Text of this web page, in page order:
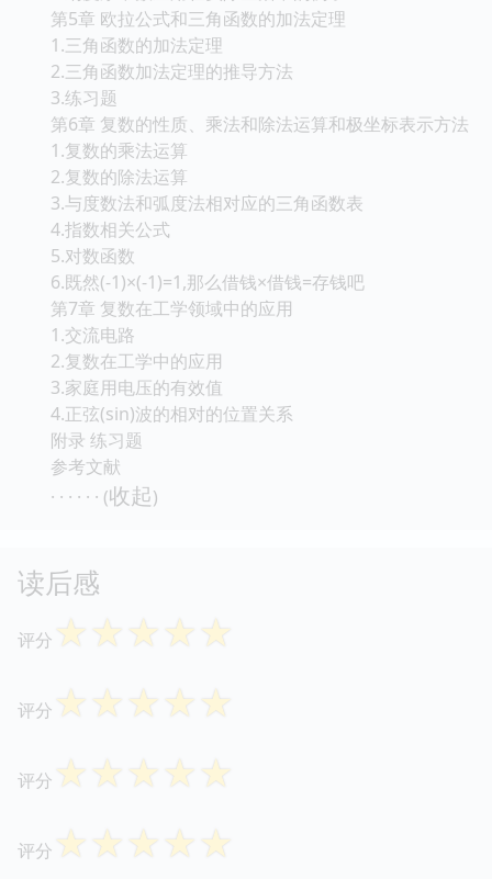
第5章 欧拉公式和三角函数的加法定理
1.三角函数的加法定理
2.三角函数加法定理的推导方法
3.练习题
第6章 复数的性质、乘法和除法运算和极坐标表示方法
1.复数的乘法运算
2.复数的除法运算
3.与度数法和弧度法相对应的三角函数表
4.指数相关公式
5.对数函数
6.既然(-1)×(-1)=1,那么借钱×借钱=存钱吧
第7章 复数在工学领域中的应用
1.交流电路
2.复数在工学中的应用
3.家庭用电压的有效值
4.正弦(sin)波的相对的位置关系
附录 练习题
参考文献
· · · · · · (收起)
读后感
评分 ☆☆☆☆☆
评分 ☆☆☆☆☆
评分 ☆☆☆☆☆
评分 ☆☆☆☆☆